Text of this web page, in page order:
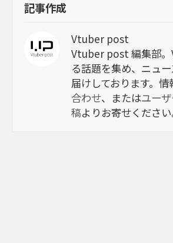
記事作成
Vtuber post
Vtuber post 編集部
る話題を集め、ニュ
届けしております。
合わせ、またはユー
稿よりお寄せください